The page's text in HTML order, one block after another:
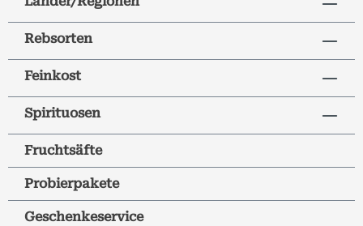
Rebsorten
Feinkost
Spirituosen
Fruchtsäfte
Probierpakete
Geschenkeservice